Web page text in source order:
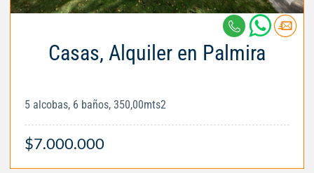
Casas, Alquiler en Palmira
5 alcobas, 6 baños, 350,00mts2
$7.000.000